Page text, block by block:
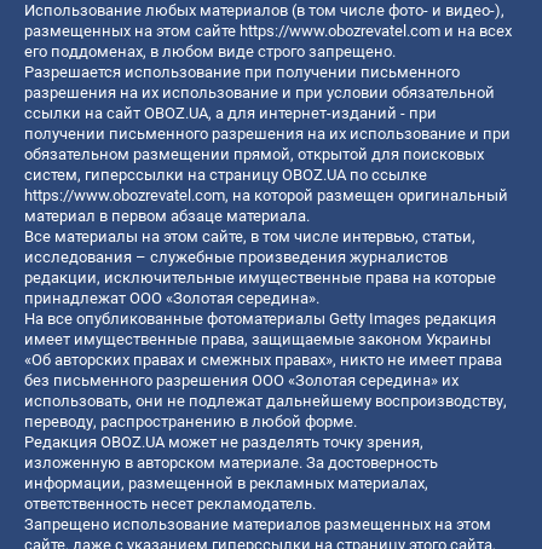
Использование любых материалов (в том числе фото- и видео-),
размещенных на этом сайте https://www.obozrevatel.com и на всех
его поддоменах, в любом виде строго запрещено.
Разрешается использование при получении письменного
разрешения на их использование и при условии обязательной
ссылки на сайт OBOZ.UA, а для интернет-изданий - при
получении письменного разрешения на их использование и при
обязательном размещении прямой, открытой для поисковых
систем, гиперссылки на страницу OBOZ.UA по ссылке
https://www.obozrevatel.com, на которой размещен оригинальный
материал в первом абзаце материала.
Все материалы на этом сайте, в том числе интервью, статьи,
исследования – служебные произведения журналистов
редакции, исключительные имущественные права на которые
принадлежат ООО «Золотая середина».
На все опубликованные фотоматериалы Getty Images редакция
имеет имущественные права, защищаемые законом Украины
«Об авторских правах и смежных правах», никто не имеет права
без письменного разрешения ООО «Золотая середина» их
использовать, они не подлежат дальнейшему воспроизводству,
переводу, распространению в любой форме.
Редакция OBOZ.UA может не разделять точку зрения,
изложенную в авторском материале. За достоверность
информации, размещенной в рекламных материалах,
ответственность несет рекламодатель.
Запрещено использование материалов размещенных на этом
сайте, даже с указанием гиперссылки на страницу этого сайта,